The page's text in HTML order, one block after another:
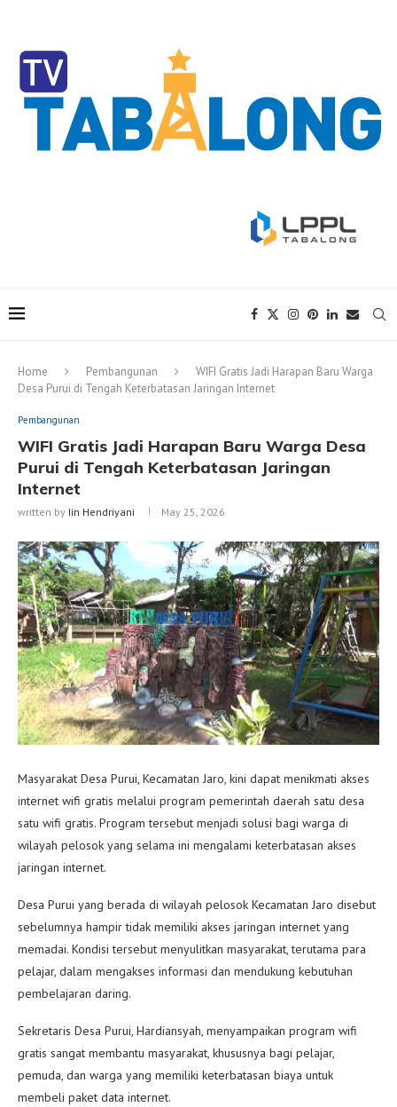
Home Pembangunan
WIFI Gratis Jadi Harapan Baru Warga
Desa Purui di Tengah Keterbatasan Jaringan Internet
Pembangunan
WIFI Gratis Jadi Harapan Baru Warga Desa
Purui di Tengah Keterbatasan Jaringan
Internet
written by Iin Hendriyani May 25, 2026
Masyarakat Desa Purui, Kecamatan Jaro, kini dapat menikmati akses
internet wifi gratis melalui program pemerintah daerah satu desa
satu wifi gratis. Program tersebut menjadi solusi bagi warga di
wilayah pelosok yang selama ini mengalami keterbatasan akses
jaringan internet.
Desa Purui yang berada di wilayah pelosok Kecamatan Jaro disebut
sebelumnya hampir tidak memiliki akses jaringan internet yang
memadai. Kondisi tersebut menyulitkan masyarakat, terutama para
pelajar, dalam mengakses informasi dan mendukung kebutuhan
pembelajaran daring.
Sekretaris Desa Purui, Hardiansyah, menyampaikan program wifi
gratis sangat membantu masyarakat, khususnya bagi pelajar,
pemuda, dan warga yang memiliki keterbatasan biaya untuk
membeli paket data internet.